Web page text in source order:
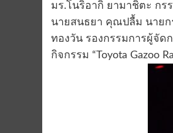
มร.โนริอากิ ยามาชิตะ กร
นายสนธยา คุณปลื้ม นายก
ทองวัน รองกรรมการผู้จัด
กิจกรรม “Toyota Gazoo